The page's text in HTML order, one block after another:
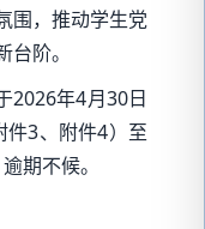
围，推动学生党
阶。
2026年4月30日
件3、附件4）至
逾期不候。